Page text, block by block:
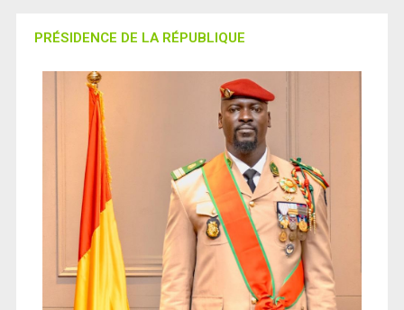
PRÉSIDENCE DE LA RÉPUBLIQUE